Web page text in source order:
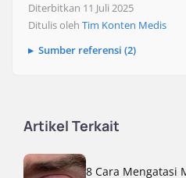
Diterbitkan 11 Juli 2025
Ditulis oleh Tim Konten Medis
Sumber referensi (2)
Artikel Terkait
8 Cara Mengatasi